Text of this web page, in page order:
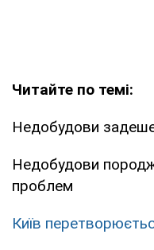
Читайте по темі:
Недобудови
Недобудови
проблем
Київ